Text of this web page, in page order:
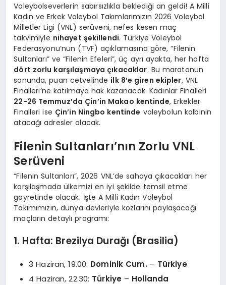
Voleybolseverlerin sabırsızlıkla beklediği an geldi! A Milli
Kadın ve Erkek Voleybol Takımlarımızın 2026 Voleybol
Milletler Ligi (VNL) serüveni, nefes kesen maç
takvimiyle nihayet şekillendi. Türkiye Voleybol
Federasyonu’nun (TVF) açıklamasına göre, “Filenin
Sultanları” ve “Filenin Efeleri”, üç ayrı ayakta, her hafta
dört zorlu karşılaşmaya çıkacaklar. Bu maratonun
sonunda, puan cetvelinde ilk 8’e giren ekipler, VNL
Finalleri’ne katılmaya hak kazanacak. Kadınlar Finalleri
22-26 Temmuz’da Çin’in Makao kentinde, Erkekler
Finalleri ise Çin’in Ningbo kentinde voleybolun kalbinin
atacağı adresler olacak.
Filenin Sultanları’nın Zorlu VNL
Serüveni
“Filenin Sultanları”, 2026 VNL’de sahaya çıkacakları her
karşılaşmada ülkemizi en iyi şekilde temsil etme
gayretinde olacak. İşte A Milli Kadın Voleybol
Takımımızın, dünya devleriyle kozlarını paylaşacağı
maçların detaylı programı:
1. Hafta: Brezilya Durağı (Brasilia)
3 Haziran, 19.00: Dominik Cum. – Türkiye
4 Haziran, 22.30: Türkiye – Hollanda